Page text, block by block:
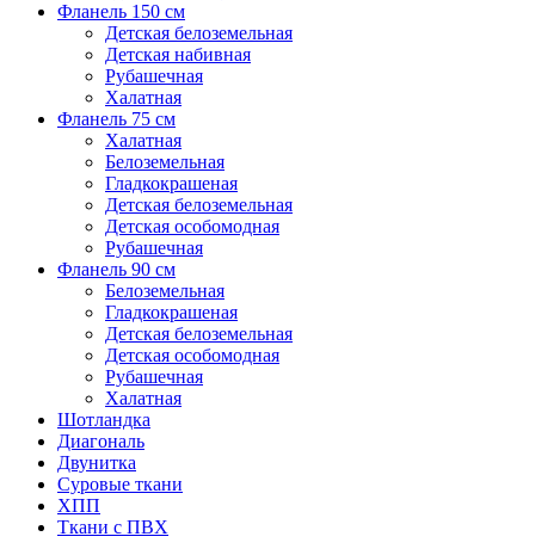
Фланель 150 см
Детская белоземельная
Детская набивная
Рубашечная
Халатная
Фланель 75 см
Халатная
Белоземельная
Гладкокрашеная
Детская белоземельная
Детская особомодная
Рубашечная
Фланель 90 см
Белоземельная
Гладкокрашеная
Детская белоземельная
Детская особомодная
Рубашечная
Халатная
Шотландка
Диагональ
Двунитка
Суровые ткани
ХПП
Ткани с ПВХ